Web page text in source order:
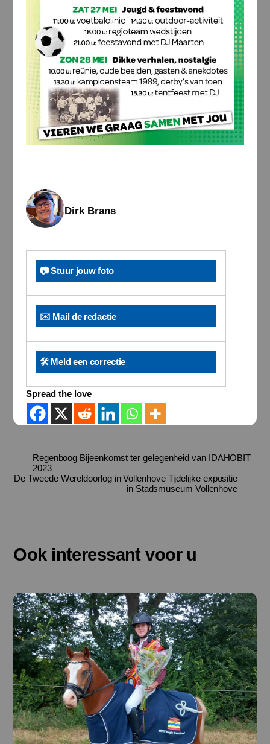
Dirk Brans
📷 Stuur jouw foto
✉️ Mail de redactie
🛠️ Meld een correctie
Spread the love
Regenboog Bijeenkomst ter gelegenheid van IDAHOBIT
2023
De Tweede Wereldoorlog in Vollenhove Tijdelijke expositie
in Stadsmuseum Vollenhove
Ook interessant voor u